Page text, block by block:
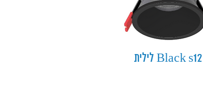
Black s12 לילית